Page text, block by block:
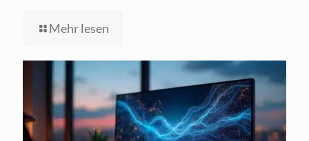
Mehr lesen
kostenlose
Web Apps